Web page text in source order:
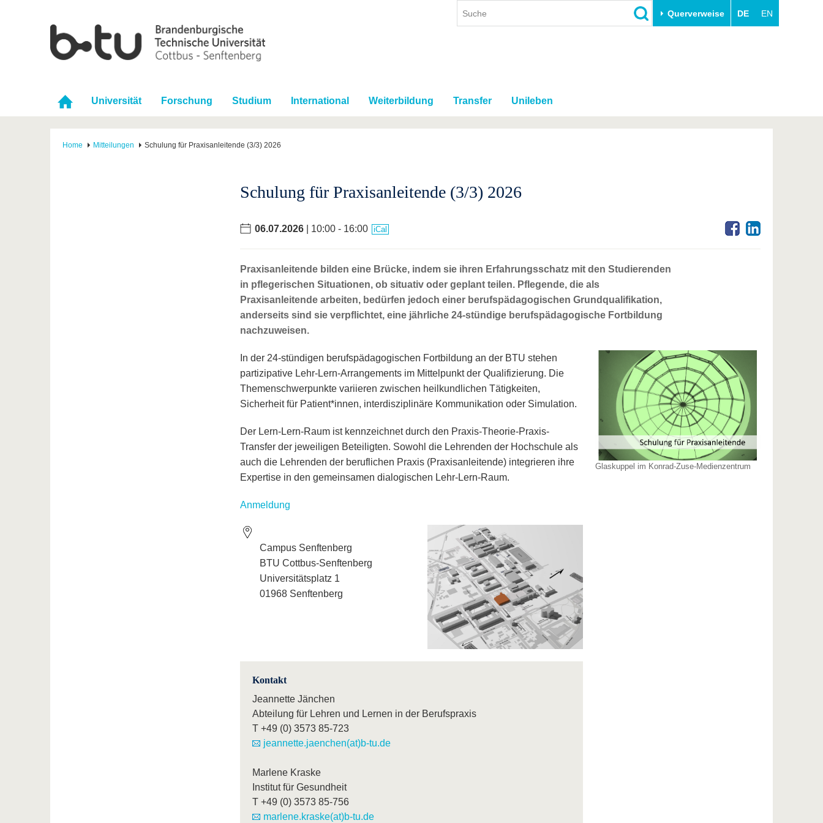
Querverweise DE EN
Universität Forschung Studium International Weiterbildung Transfer Unileben
Home Mitteilungen Schulung für Praxisanleitende (3/3) 2026
Schulung für Praxisanleitende (3/3) 2026
06.07.2026 | 10:00 - 16:00 iCal
Praxisanleitende bilden eine Brücke, indem sie ihren Erfahrungsschatz mit den Studierenden
in pflegerischen Situationen, ob situativ oder geplant teilen. Pflegende, die als
Praxisanleitende arbeiten, bedürfen jedoch einer berufspädagogischen Grundqualifikation,
anderseits sind sie verpflichtet, eine jährliche 24-stündige berufspädagogische Fortbildung
nachzuweisen.
In der 24-stündigen berufspädagogischen Fortbildung an der BTU stehen
partizipative Lehr-Lern-Arrangements im Mittelpunkt der Qualifizierung. Die
Themenschwerpunkte variieren zwischen heilkundlichen Tätigkeiten,
Sicherheit für Patient*innen, interdisziplinäre Kommunikation oder Simulation.
Der Lern-Lern-Raum ist kennzeichnet durch den Praxis-Theorie-Praxis-
Transfer der jeweiligen Beteiligten. Sowohl die Lehrenden der Hochschule als
auch die Lehrenden der beruflichen Praxis (Praxisanleitende) integrieren ihre
Expertise in den gemeinsamen dialogischen Lehr-Lern-Raum.
Anmeldung
Campus Senftenberg
BTU Cottbus-Senftenberg
Universitätsplatz 1
01968 Senftenberg
Kontakt
Jeannette Jänchen
Abteilung für Lehren und Lernen in der Berufspraxis
T +49 (0) 3573 85-723
jeannette.jaenchen(at)b-tu.de
Marlene Kraske
Institut für Gesundheit
T +49 (0) 3573 85-756
marlene.kraske(at)b-tu.de
Glaskuppel im Konrad-Zuse-Medienzentrum